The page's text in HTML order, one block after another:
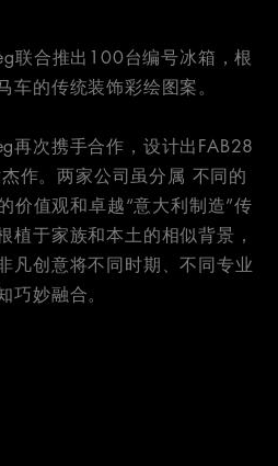
联合推出100台编号冰箱，根
车的传统装饰彩绘图案。
再次携手合作，设计出FAB28
作。两家公司虽分属 不同的
价值观和卓越“意大利制造”传
植于家族和本土的相似背景，
凡创意将不同时期、不同专业
巧妙融合。